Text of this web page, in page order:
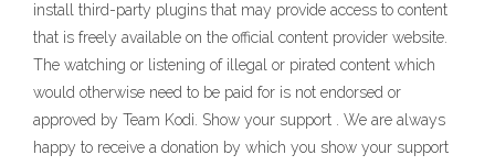
install third-party plugins that may provide access to content
that is freely available on the official content provider website.
The watching or listening of illegal or pirated content which
would otherwise need to be paid for is not endorsed or
approved by Team Kodi. Show your support . We are always
happy to receive a donation by which you show your support